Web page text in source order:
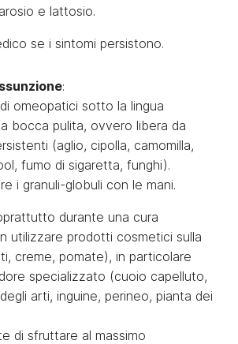
e lattosio.
se i sintomi persistono.
:
omeopatici sotto la lingua
bocca pulita, ovvero libera da
(aglio, cipolla, camomilla,
fumo di sigaretta, funghi).
i granuli-globuli con le mani.
durante una cura
utilizzare prodotti cosmetici sulla
creme, pomate), in particolare
specializzato (cuoio capelluto,
arti, inguine, perineo, pianta dei
di sfruttare al massimo